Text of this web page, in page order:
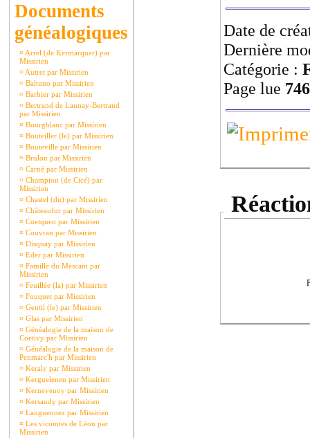
Documents
généalogiques
¤ Arrel (de Kermarquer) par
Missirien
¤ Autret par Missirien
¤ Bahuno par Missirien
¤ Barbier par Missirien
¤ Bertrand de Launay-Bertrand
par Missirien
¤ Bourgblanc par Missirien
¤ Bouteiller (le) par Missirien
¤ Bouteville par Missirien
¤ Brulon par Missirien
¤ Carné par Missirien
¤ Champion (de Cicé) par
Missirien
¤ Chastel (du) par Missirien
¤ Châteaufur par Missirien
¤ Coetquen par Missirien
¤ Couvran par Missirien
¤ Disquay par Missirien
¤ Eder par Missirien
¤ Famille du Mescam par
Missirien
¤ Feuillée (la) par Missirien
¤ Fouquet par Missirien
¤ Gentil (le) par Missirien
¤ Glas par Missirien
¤ Généalogie de la maison de
Coetivy par Missirien
¤ Généalogie de la maison de
Penmarc'h par Missirien
¤ Keraly par Missirien
¤ Kerguelenen par Missirien
¤ Kernevenoy par Missirien
¤ Kersaudy par Missirien
¤ Langueouez par Missirien
¤ Les vicomtes de Léon par
Missirien
Date de
Dernière
Catégorie :
Page lue